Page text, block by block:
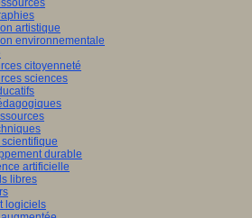
artistique
environnementale
citoyenneté
sciences
durable
artificielle
libres
logiciels